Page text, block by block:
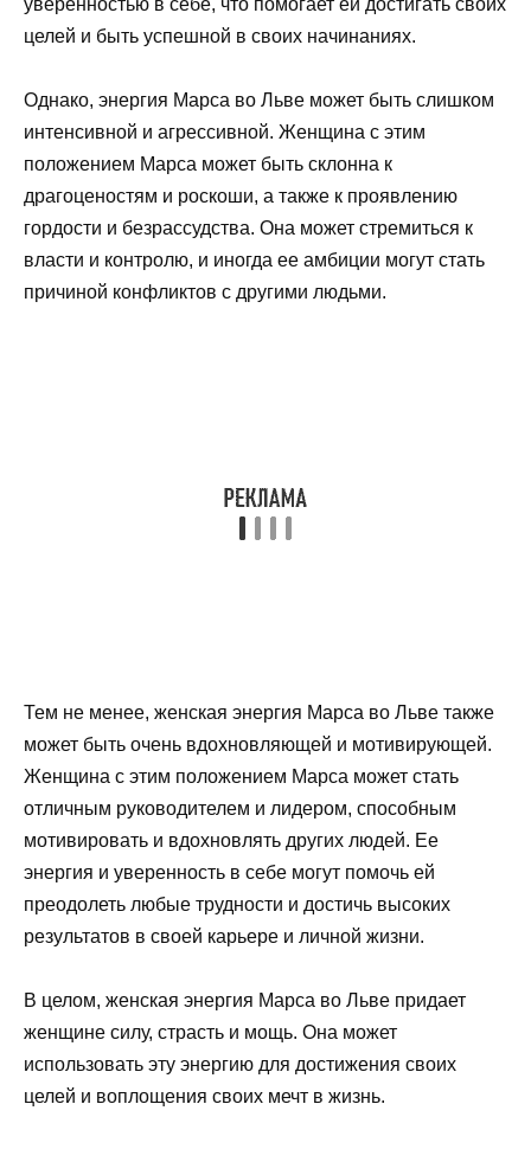
уверенностью в себе, что помогает ей достигать своих
целей и быть успешной в своих начинаниях.
Однако, энергия Марса во Льве может быть слишком
интенсивной и агрессивной. Женщина с этим
положением Марса может быть склонна к
драгоценостям и роскоши, а также к проявлению
гордости и безрассудства. Она может стремиться к
власти и контролю, и иногда ее амбиции могут стать
причиной конфликтов с другими людьми.
Тем не менее, женская энергия Марса во Льве также
может быть очень вдохновляющей и мотивирующей.
Женщина с этим положением Марса может стать
отличным руководителем и лидером, способным
мотивировать и вдохновлять других людей. Ее
энергия и уверенность в себе могут помочь ей
преодолеть любые трудности и достичь высоких
результатов в своей карьере и личной жизни.
В целом, женская энергия Марса во Льве придает
женщине силу, страсть и мощь. Она может
использовать эту энергию для достижения своих
целей и воплощения своих мечт в жизнь.